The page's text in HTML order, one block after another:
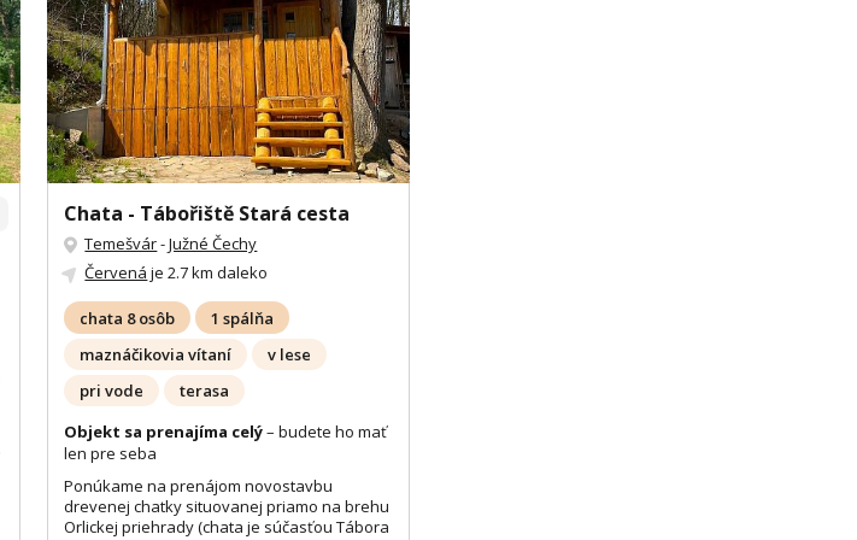
Chata - Tábořiště Stará cesta
Temešvár-Južné Čechy
Červená je 2.7 km daleko
chata 8 osôb
1 spálňa
maznáčikovia vítaní
v lese
pri vode
terasa
Objekt sa prenajíma celý– budete ho mať
len pre seba
Ponúkame na prenájom novostavbu
drevenej chatky situovanej priamo na brehu
Orlickej priehrady (chata je súčasťou Tábora